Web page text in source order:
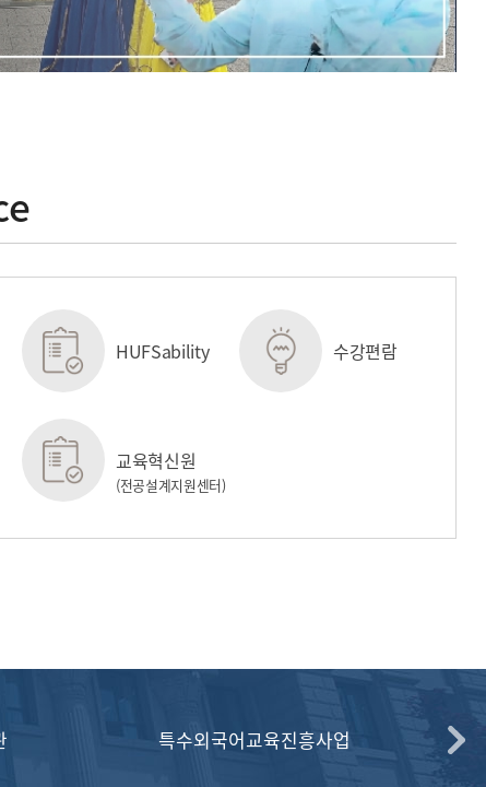
Gyan Prakash 교수님 송별 행사 개최 2026 인도어과 총엠티 (2026.05.01
2026-05-14
HUFSability
교육혁신원
(전공설계지원센터)
수강편람
특수외국어교육진흥사업